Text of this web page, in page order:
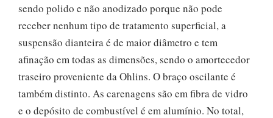
sendo polido e não anodizado porque não pode
receber nenhum tipo de tratamento superficial, a
suspensão dianteira é de maior diâmetro e tem
afinação em todas as dimensões, sendo o amortecedor
traseiro proveniente da Ohlins. O braço oscilante é
também distinto. As carenagens são em fibra de vidro
e o depósito de combustível é em alumínio. No total,